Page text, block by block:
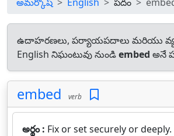
ఉదాహరణలు, పర్యాయపదాలు మరియు
English నిఘంటువు నుండిembed అనే
embed verb
అర్థం : Fix or set securely or deeply.